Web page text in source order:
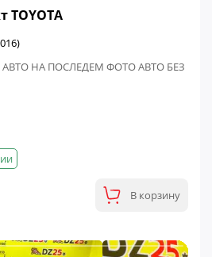
TOYOTA
НА ПОСЛЕДЕМ ФОТО АВТО БЕЗ
В корзину